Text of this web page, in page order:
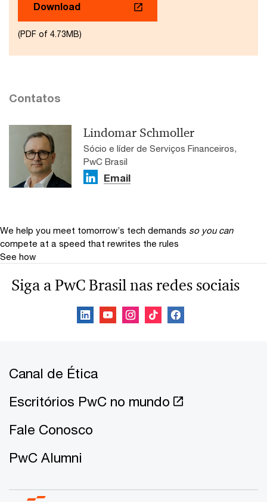
Download
(PDF of 4.73MB)
Contatos
Lindomar Schmoller
Sócio e líder de Serviços Financeiros,
PwC Brasil
Email
We help you meet tomorrow’s tech demands so you can
compete at a speed that rewrites the rules
See how
Siga a PwC Brasil nas redes sociais
Canal de Ética
Escritórios PwC no mundo
Fale Conosco
PwC Alumni